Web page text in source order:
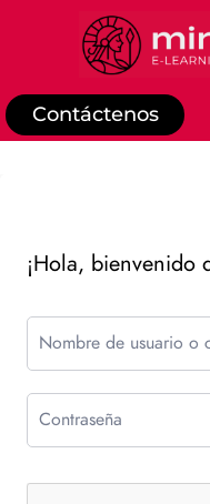
Contáctenos
¡Hola, bienvenido